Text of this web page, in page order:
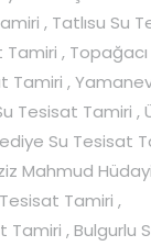
, Tatlısu Su
,
Tamiri ,
Tesisat Tamiri ,
Su Tesisat
Mahmud
Tamiri ,
Tamiri , Bulgurlu